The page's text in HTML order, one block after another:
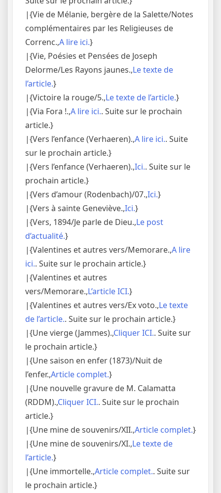
|{Vie de Mélanie, bergère de la Salette/Notes
complémentaires par les Religieuses de
Correnc.,A lire ici.}
|{Vie, Poésies et Pensées de Joseph
Delorme/Les Rayons jaunes.,Le texte de
l’article.}
|{Victoire la rouge/5.,Le texte de l’article.}
|{Via Fora !.,A lire ici.. Suite sur le prochain
article.}
|{Vers l’enfance (Verhaeren).,A lire ici.. Suite
sur le prochain article.}
|{Vers l’enfance (Verhaeren).,Ici.. Suite sur le
prochain article.}
|{Vers d’amour (Rodenbach)/07.,Ici.}
|{Vers à sainte Geneviève.,Ici.}
|{Vers, 1894/Je parle de Dieu.,Le post
d’actualité.}
|{Valentines et autres vers/Memorare.,A lire
ici.. Suite sur le prochain article.}
|{Valentines et autres
vers/Memorare.,L’article ICI.}
|{Valentines et autres vers/Ex voto.,Le texte
de l’article.. Suite sur le prochain article.}
|{Une vierge (Jammes).,Cliquer ICI.. Suite sur
le prochain article.}
|{Une saison en enfer (1873)/Nuit de
l’enfer.,Article complet.}
|{Une nouvelle gravure de M. Calamatta
(RDDM).,Cliquer ICI.. Suite sur le prochain
article.}
|{Une mine de souvenirs/XII.,Article complet.}
|{Une mine de souvenirs/XI.,Le texte de
l’article.}
|{Une immortelle.,Article complet.. Suite sur
le prochain article.}